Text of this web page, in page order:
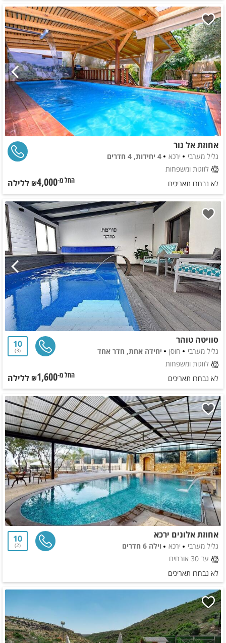
אחוזת אל נור
גליל מערבי ירכא
4 יחידות, 4 חדרים
לזוגות ומשפחות
לא נבחרו תאריכים
החל מ-₪4,000 ללילה
סוויטה טוהר
גליל מערבי חוסן
יחידה אחת, חדר אחד
לזוגות ומשפחות
10
3
לא נבחרו תאריכים החל מ-₪1,600 ללילה
אחוזת אלונים ירכא
גליל מערבי ירכא
וילה 6 חדרים
עד 30 אורחים
10
2
לא נבחרו תאריכים